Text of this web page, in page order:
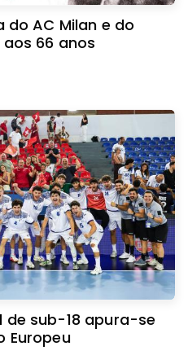
do AC Milan e do
66 anos
de sub-18 apura-se
Europeu